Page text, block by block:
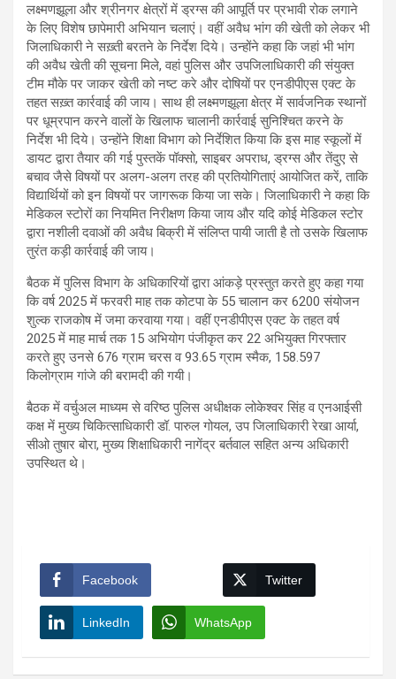
लक्ष्मणझूला और श्रीनगर क्षेत्रों में ड्रग्स की आपूर्ति पर प्रभावी रोक लगाने
के लिए विशेष छापेमारी अभियान चलाएं। वहीं अवैध भांग की खेती को लेकर भी
जिलाधिकारी ने सख़्ती बरतने के निर्देश दिये। उन्होंने कहा कि जहां भी भांग
की अवैध खेती की सूचना मिले, वहां पुलिस और उपजिलाधिकारी की संयुक्त
टीम मौके पर जाकर खेती को नष्ट करे और दोषियों पर एनडीपीएस एक्ट के
तहत सख़्त कार्रवाई की जाय। साथ ही लक्ष्मणझूला क्षेत्र में सार्वजनिक स्थानों
पर धूम्रपान करने वालों के खिलाफ चालानी कार्रवाई सुनिश्चित करने के
निर्देश भी दिये। उन्होंने शिक्षा विभाग को निर्देशित किया कि इस माह स्कूलों में
डायट द्वारा तैयार की गई पुस्तकें पॉक्सो, साइबर अपराध, ड्रग्स और तेंदुए से
बचाव जैसे विषयों पर अलग-अलग तरह की प्रतियोगिताएं आयोजित करें, ताकि
विद्यार्थियों को इन विषयों पर जागरूक किया जा सके। जिलाधिकारी ने कहा कि
मेडिकल स्टोरों का नियमित निरीक्षण किया जाय और यदि कोई मेडिकल स्टोर
द्वारा नशीली दवाओं की अवैध बिक्री में संलिप्त पायी जाती है तो उसके खिलाफ
तुरंत कड़ी कार्रवाई की जाय।
बैठक में पुलिस विभाग के अधिकारियों द्वारा आंकड़े प्रस्तुत करते हुए कहा गया
कि वर्ष 2025 में फरवरी माह तक कोटपा के 55 चालान कर 6200 संयोजन
शुल्क राजकोष में जमा करवाया गया। वहीं एनडीपीएस एक्ट के तहत वर्ष
2025 में माह मार्च तक 15 अभियोग पंजीकृत कर 22 अभियुक्त गिरफ्तार
करते हुए उनसे 676 ग्राम चरस व 93.65 ग्राम स्मैक, 158.597
किलोग्राम गांजे की बरामदी की गयी।
बैठक में वर्चुअल माध्यम से वरिष्ठ पुलिस अधीक्षक लोकेश्वर सिंह व एनआईसी
कक्ष में मुख्य चिकित्साधिकारी डॉ. पारुल गोयल, उप जिलाधिकारी रेखा आर्या,
सीओ तुषार बोरा, मुख्य शिक्षाधिकारी नागेंद्र बर्तवाल सहित अन्य अधिकारी
उपस्थित थे।
Facebook Twitter
LinkedIn WhatsApp